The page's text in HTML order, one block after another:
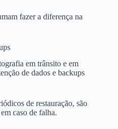
fazer a diferença na
em trânsito e em
de dados e backups
de restauração, são
caso de falha.